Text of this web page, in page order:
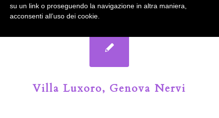
Villa Luxoro, Genova Nervi
OK Privacy e cookie policy
su un link o proseguendo la navigazione in altra maniera,
acconsenti all’uso dei cookie.